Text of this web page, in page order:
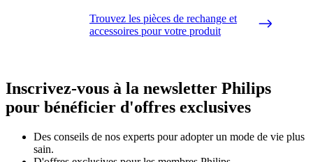
Trouvez les pièces de rechange et
accessoires pour votre produit
Inscrivez-vous à la newsletter Philips
pour bénéficier d'offres exclusives
Des conseils de nos experts pour adopter un mode de vie plus
sain.